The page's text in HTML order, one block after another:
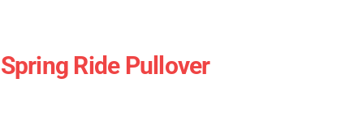
Ride Pullover